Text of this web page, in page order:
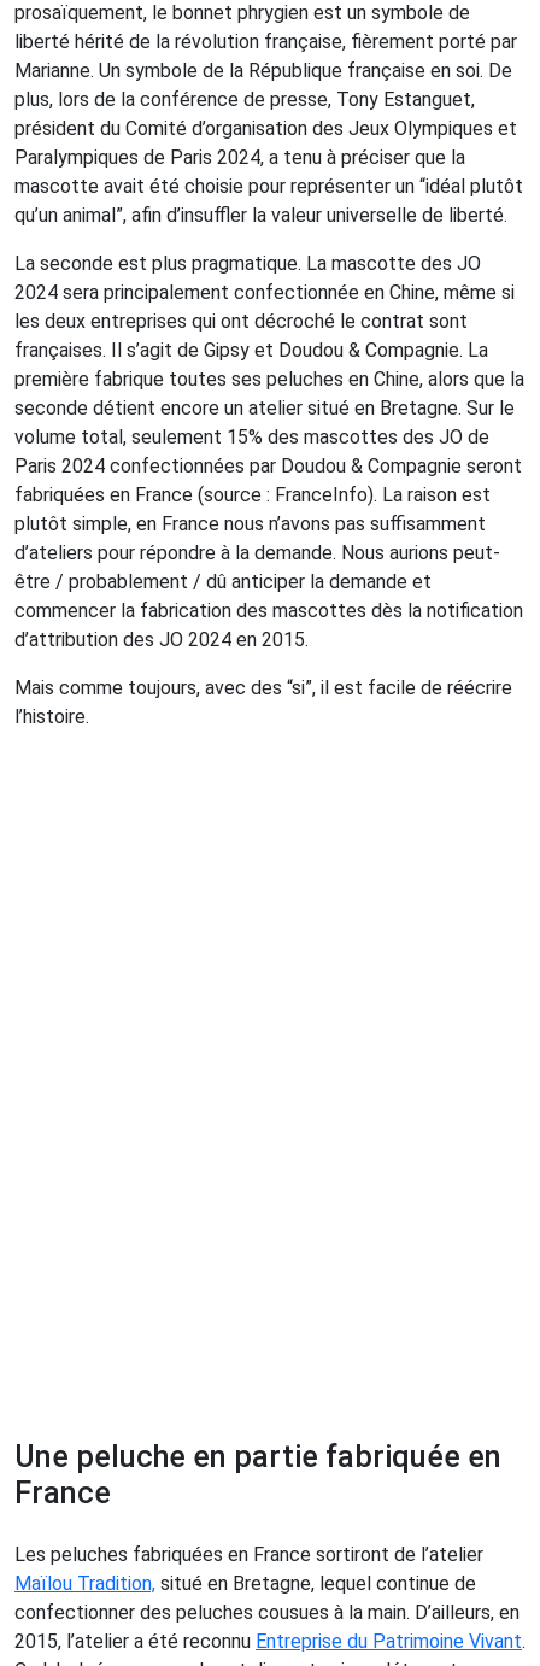
prosaïquement, le bonnet phrygien est un symbole de
liberté hérité de la révolution française, fièrement porté par
Marianne. Un symbole de la République française en soi. De
plus, lors de la conférence de presse, Tony Estanguet,
président du Comité d’organisation des Jeux Olympiques et
Paralympiques de Paris 2024, a tenu à préciser que la
mascotte avait été choisie pour représenter un “idéal plutôt
qu’un animal”, afin d’insuffler la valeur universelle de liberté.
La seconde est plus pragmatique. La mascotte des JO
2024 sera principalement confectionnée en Chine, même si
les deux entreprises qui ont décroché le contrat sont
françaises. Il s’agit de Gipsy et Doudou & Compagnie. La
première fabrique toutes ses peluches en Chine, alors que la
seconde détient encore un atelier situé en Bretagne. Sur le
volume total, seulement 15% des mascottes des JO de
Paris 2024 confectionnées par Doudou & Compagnie seront
fabriquées en France (source : FranceInfo). La raison est
plutôt simple, en France nous n’avons pas suffisamment
d’ateliers pour répondre à la demande. Nous aurions peut-
être / probablement / dû anticiper la demande et
commencer la fabrication des mascottes dès la notification
d’attribution des JO 2024 en 2015.
Mais comme toujours, avec des “si”, il est facile de réécrire
l’histoire.
Une peluche en partie fabriquée en
France
Les peluches fabriquées en France sortiront de l’atelier
Maïlou Tradition, situé en Bretagne, lequel continue de
confectionner des peluches cousues à la main. D’ailleurs, en
2015, l’atelier a été reconnu Entreprise du Patrimoine Vivant.